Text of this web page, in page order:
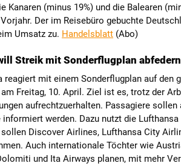
Kanaren (minus 19%) und die Balearen
Der im Reisebüro gebuchte
Umsatz zu. Handelsblatt (Abo)
Streik mit Sonderflugplan abfedern
reagiert mit einem Sonderflugplan auf den
Freitag, 10. April. Ziel ist es, trotz der
aufrechtzuerhalten. Passagiere
werden. Dazu nutzt die
Discover Airlines, Lufthansa City
Auch internationale Töchter wie
und Ita Airways planen, mit mehr